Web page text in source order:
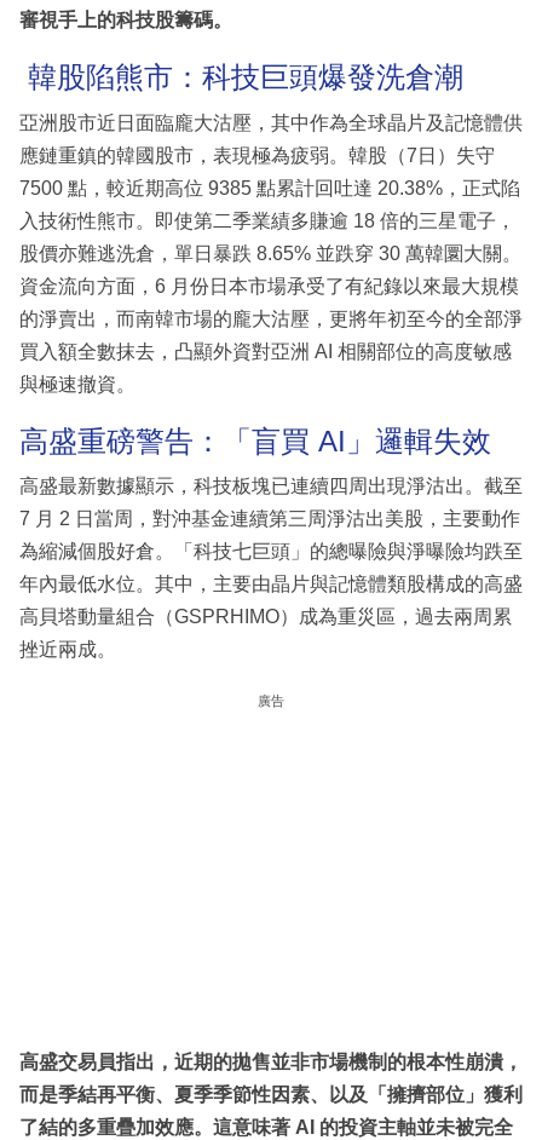
審視手上的科技股籌碼。
韓股陷熊市：科技巨頭爆發洗倉潮
亞洲股市近日面臨龐大沽壓，其中作為全球晶片及記憶體供
應鏈重鎮的韓國股市，表現極為疲弱。韓股（7日）失守
7500 點，較近期高位 9385 點累計回吐達 20.38%，正式陷
入技術性熊市。即使第二季業績多賺逾 18 倍的三星電子，
股價亦難逃洗倉，單日暴跌 8.65% 並跌穿 30 萬韓圜大關。
資金流向方面，6 月份日本市場承受了有紀錄以來最大規模
的淨賣出，而南韓市場的龐大沽壓，更將年初至今的全部淨
買入額全數抹去，凸顯外資對亞洲 AI 相關部位的高度敏感
與極速撤資。
高盛重磅警告：「盲買 AI」邏輯失效
高盛最新數據顯示，科技板塊已連續四周出現淨沽出。截至
7 月 2 日當周，對沖基金連續第三周淨沽出美股，主要動作
為縮減個股好倉。「科技七巨頭」的總曝險與淨曝險均跌至
年內最低水位。其中，主要由晶片與記憶體類股構成的高盛
高貝塔動量組合（GSPRHIMO）成為重災區，過去兩周累
挫近兩成。
廣告
高盛交易員指出，近期的拋售並非市場機制的根本性崩潰，
而是季結再平衡、夏季季節性因素、以及「擁擠部位」獲利
了結的多重疊加效應。這意味著 AI 的投資主軸並未被完全